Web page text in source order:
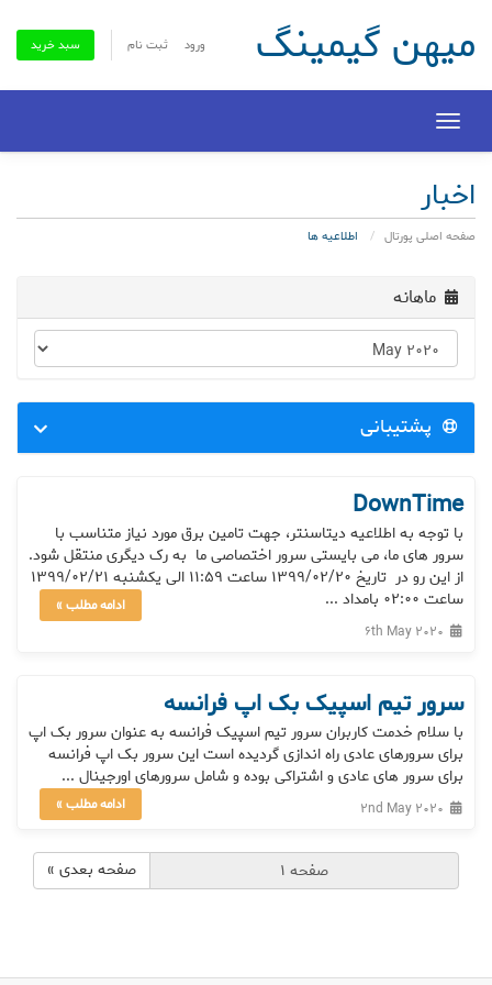
ورود ثبت نام سبد خرید میهن گیمینگ
Toggle
navigation
اخبار
صفحه اصلی پورتال اطلاعیه ها
ماهانه
پشتیبانی
DownTime
با توجه به اطلاعیه دیتاسنتر، جهت تامین برق مورد نیاز متناسب با
سرور های ما، می بایستی سرور اختصاصی ما به رک دیگری منتقل شود.
از این رو در تاریخ 1399/02/20 ساعت 11:59 الی یکشنبه 1399/02/21
ساعت 02:00 بامداد ...
ادامه مطلب »
سرور تیم اسپیک بک اپ فرانسه
با سلام خدمت کاربران سرور تیم اسپیک فرانسه به عنوان سرور بک اپ
برای سرورهای عادی راه اندازی گردیده است این سرور بک اپ فرانسه
برای سرور های عادی و اشتراکی بوده و شامل سرورهای اورجینال ...
ادامه مطلب »
صفحه بعدی »